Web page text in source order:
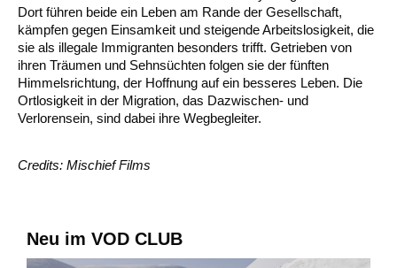
Dort führen beide ein Leben am Rande der Gesellschaft,
kämpfen gegen Einsamkeit und steigende Arbeitslosigkeit, die
sie als illegale Immigranten besonders trifft. Getrieben von
ihren Träumen und Sehnsüchten folgen sie der fünften
Himmelsrichtung, der Hoffnung auf ein besseres Leben. Die
Ortlosigkeit in der Migration, das Dazwischen- und
Verlorensein, sind dabei ihre Wegbegleiter.
Credits: Mischief Films
Neu im VOD CLUB